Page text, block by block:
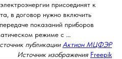
присоединят к
в договор нужно включить
показаний приборов
режиме с ...
публикации Актион МЦФЭР
Источник изображения Freepik